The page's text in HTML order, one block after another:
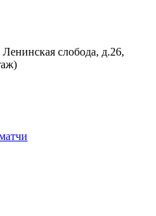
слобода, д.26,